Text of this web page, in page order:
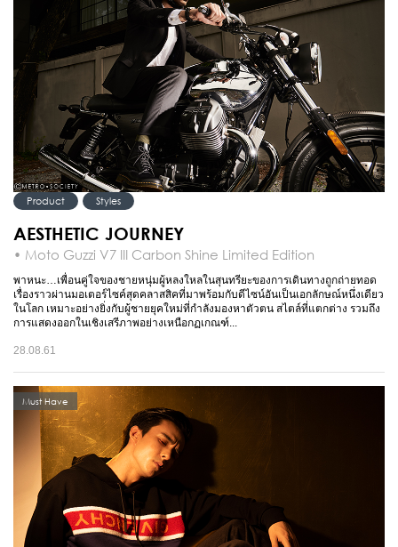
Product Styles
AESTHETIC JOURNEY
• Moto Guzzi V7 III Carbon Shine Limited Edition
พาหนะ…เพื่อนคู่ใจของชายหนุ่มผู้หลงใหลในสุนทรียะของการเดินทางถูกถ่ายทอด
เรื่องราวผ่านมอเตอร์ไซค์สุดคลาสสิคที่มาพร้อมกับดีไซน์อันเป็นเอกลักษณ์หนึ่งเดียว
ในโลก เหมาะอย่างยิ่งกับผู้ชายยุคใหม่ที่กำลังมองหาตัวตน สไตล์ที่แตกต่าง รวมถึง
การแสดงออกในเชิงเสรีภาพอย่างเหนือกฏเกณฑ์...
28.08.61
Must Have